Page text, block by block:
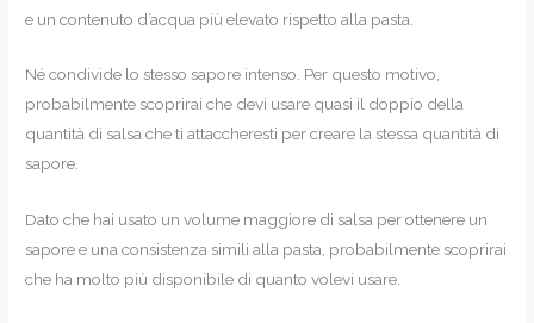
e un contenuto d’acqua più elevato rispetto alla pasta.
Né condivide lo stesso sapore intenso. Per questo motivo,
probabilmente scoprirai che devi usare quasi il doppio della
quantità di salsa che ti attaccheresti per creare la stessa quantità di
sapore.
Dato che hai usato un volume maggiore di salsa per ottenere un
sapore e una consistenza simili alla pasta, probabilmente scoprirai
che ha molto più disponibile di quanto volevi usare.